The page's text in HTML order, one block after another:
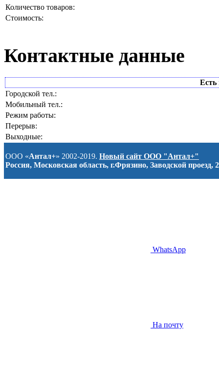
Количество товаров:
Стоимость:
Контактные данные
Есть
Городской тел.:
Мобильный тел.:
Режим работы:
Перерыв:
Выходные:
ООО «Антал+» 2002-2019. Новый сайт ООО "Антал+"
Россия, Московская область, г.Фрязино, Заводской проезд, 2
WhatsApp
На почту